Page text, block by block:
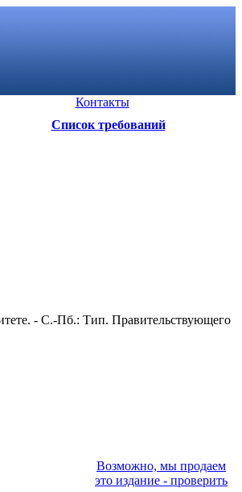
Контакты
Список требований
- С.-Пб.: Тип. Правительствующего
Возможно, мы продаем
это издание - проверить